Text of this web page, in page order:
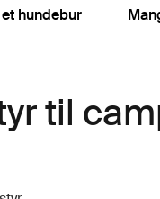
hundebur
til